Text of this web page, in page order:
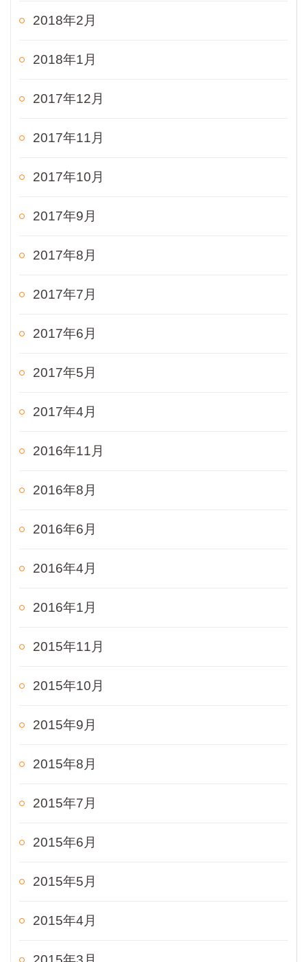
2018年2月
2018年1月
2017年12月
2017年11月
2017年10月
2017年9月
2017年8月
2017年7月
2017年6月
2017年5月
2017年4月
2016年11月
2016年8月
2016年6月
2016年4月
2016年1月
2015年11月
2015年10月
2015年9月
2015年8月
2015年7月
2015年6月
2015年5月
2015年4月